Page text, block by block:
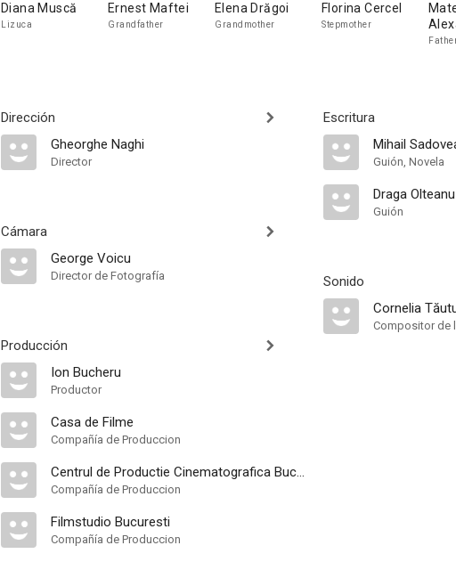
Diana Muscă
Lizuca
Ernest Maftei
Grandfather
Elena Drăgoi
Grandmother
Florina Cercel
Stepmother
Dirección
Gheorghe Naghi
Director
Cámara
George Voicu
Director de Fotografía
Producción
Ion Bucheru
Productor
Casa de Filme
Compañía de Produccion
Centrul de Productie Cinematografica Bucuresti
Compañía de Produccion
Filmstudio Bucuresti
Compañía de Produccion
Escritura
Mihail
Guión, Novela
Draga
Guión
Sonido
Cornelia
Compositor de